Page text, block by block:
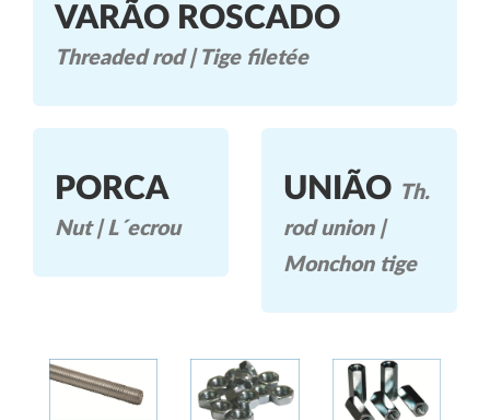
VARÃO ROSCADO
Threaded rod | Tige filetée
PORCA
Nut | L´ecrou
UNIÃO Th.
rod union |
Monchon tige